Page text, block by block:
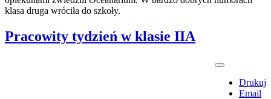
klasa druga wróciła do szkoły.
Pracowity tydzień w klasie IIA
Drukuj
Email